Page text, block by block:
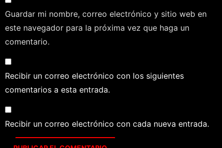
Guardar mi nombre, correo electrónico y sitio web en
este navegador para la próxima vez que haga un
comentario.
Recibir un correo electrónico con los siguientes
comentarios a esta entrada.
Recibir un correo electrónico con cada nueva entrada.